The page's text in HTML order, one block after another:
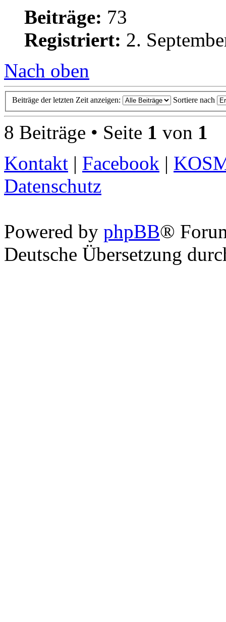
Beiträge: 73
Registriert: 2.
Nach oben
Beiträge der letzten Zeit anzeigen: Sortiere nach
8 Beiträge • Seite 1 von 1
Kontakt | Facebook |
Datenschutz
Powered by phpBB®
Deutsche Übersetzung